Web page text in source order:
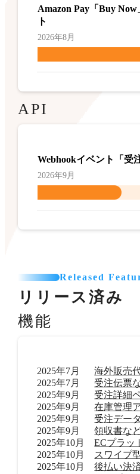
Amazon Pay「Buy
ト
2026年8月
API
Webhookイベント「受
2026年9月
Released
リリース済み
機能
2025年7月
海外販売
2025年7月
2025年9月
2025年9月
2025年9月
2025年9月
2025年10月
2025年10月
2025年10月